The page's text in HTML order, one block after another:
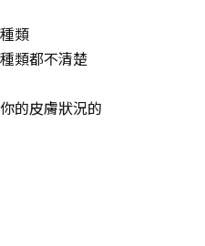
類
類都不清楚
的皮膚狀況的